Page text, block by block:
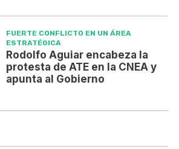
FUERTE CONFLICTO EN UN ÁREA
ESTRATÉGICA
Rodolfo Aguiar encabeza la
protesta de ATE en la CNEA y
apunta al Gobierno